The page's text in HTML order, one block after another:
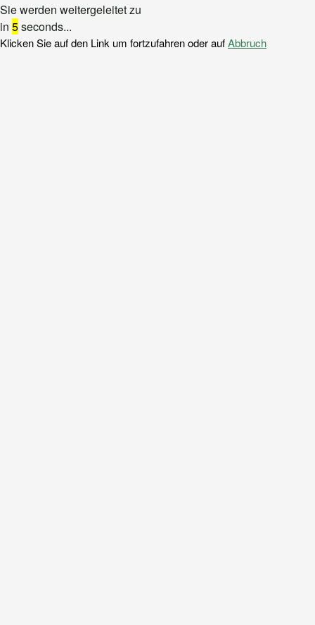
Sie werden weitergeleitet zu
in 5seconds...
Klicken Sie auf den Link um fortzufahren oder aufAbbruch